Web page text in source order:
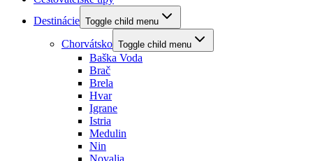
Destinácie Toggle child menu
Chorvátsko Toggle child menu
Baška Voda
Brač
Brela
Hvar
Igrane
Istria
Medulin
Nin
Novalja